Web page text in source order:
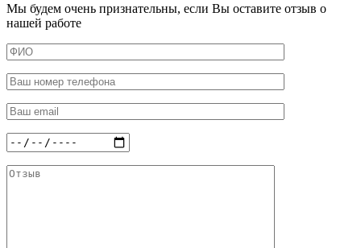
Мы будем очень признательны, если Вы оставите отзыв о
нашей работе